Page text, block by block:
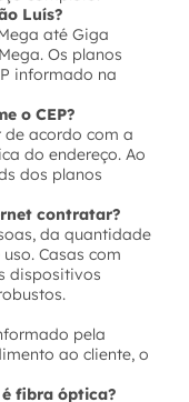
Luís?
até Giga
Os planos
informado na
o CEP?
acordo com a
do endereço. Ao
dos planos
contratar?
da quantidade
Casas com
dispositivos
pela
ao cliente, o
é fibra óptica?